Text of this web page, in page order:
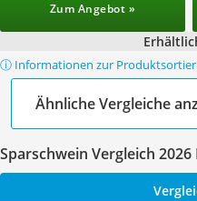
Zum Angebot »
ⓘ Informationen zur
Ähnliche Vergleiche
Sparschwein Vergleich